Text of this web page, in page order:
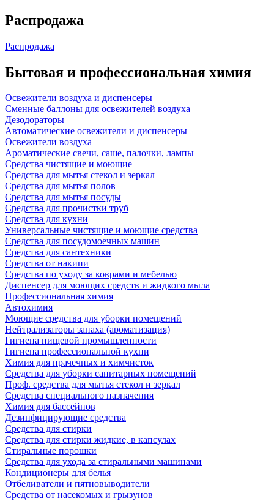
Распродажа
Распродажа
Бытовая и профессиональная химия
Освежители воздуха и диспенсеры
Сменные баллоны для освежителей воздуха
Дезодораторы
Автоматические освежители и диспенсеры
Освежители воздуха
Ароматические свечи, саше, палочки, лампы
Средства чистящие и моющие
Средства для мытья стекол и зеркал
Средства для мытья полов
Средства для мытья посуды
Средства для прочистки труб
Средства для кухни
Универсальные чистящие и моющие средства
Средства для посудомоечных машин
Средства для сантехники
Средства от накипи
Средства по уходу за коврами и мебелью
Диспенсер для моющих средств и жидкого мыла
Профессиональная химия
Автохимия
Моющие средства для уборки помещений
Нейтрализаторы запаха (ароматизация)
Гигиена пищевой промышленности
Гигиена профессиональной кухни
Химия для прачечных и химчисток
Средства для уборки санитарных помещений
Проф. средства для мытья стекол и зеркал
Средства специального назначения
Химия для бассейнов
Дезинфицирующие средства
Средства для стирки
Средства для стирки жидкие, в капсулах
Стиральные порошки
Средства для ухода за стиральными машинами
Кондиционеры для белья
Отбеливатели и пятновыводители
Средства от насекомых и грызунов